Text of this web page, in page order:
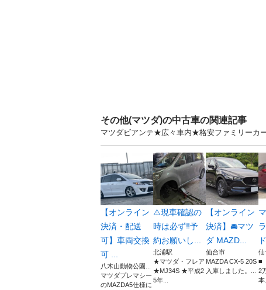
その他(マツダ)の中古車の関連記事
マツダビアンテ★広々車内★格安ファミリーカ
【オンライン
決済・配送
可】車両交換
可 ...
八木山動物公園...
マツダプレマシー
のMAZDA5仕様に
⚠️現車確認の
時は必ず‼️予
約お願いし...
北浦駅
★マツダ・フレア
★MJ34S ★平成2
5年...
【オンライン
決済】🚘マツ
ダ MAZD...
仙台市
MAZDA CX-5 20S
入庫しました。...
仙
■
2
本...